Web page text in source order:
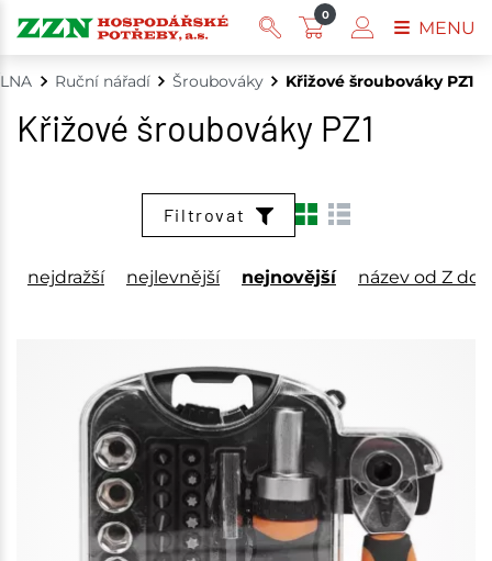
Ruční nářadí Šroubováky Křižové šroubováky PZ1
Křižové šroubováky PZ1
Filtrovat
nejdražší nejlevnější nejnovější název od Z do
0
MENU